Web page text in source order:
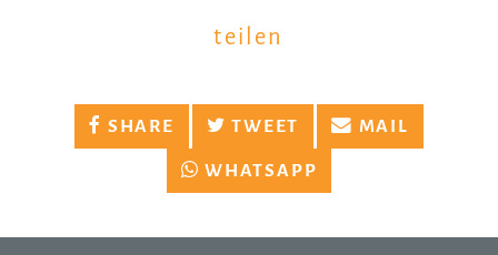
teilen
SHARE TWEET MAIL
WHATSAPP